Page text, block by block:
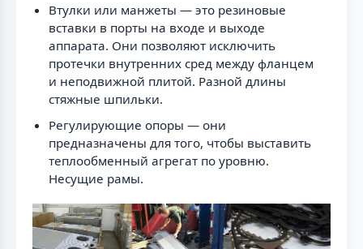
Втулки или манжеты — это резиновые
вставки в порты на входе и выходе
аппарата. Они позволяют исключить
протечки внутренних сред между фланцем
и неподвижной плитой. Разной длины
стяжные шпильки.
Регулирующие опоры — они
предназначены для того, чтобы выставить
теплообменный агрегат по уровню.
Несущие рамы.